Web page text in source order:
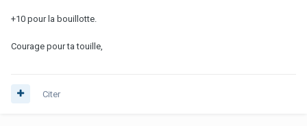
+10 pour la bouillotte.
Courage pour ta touille,
Citer